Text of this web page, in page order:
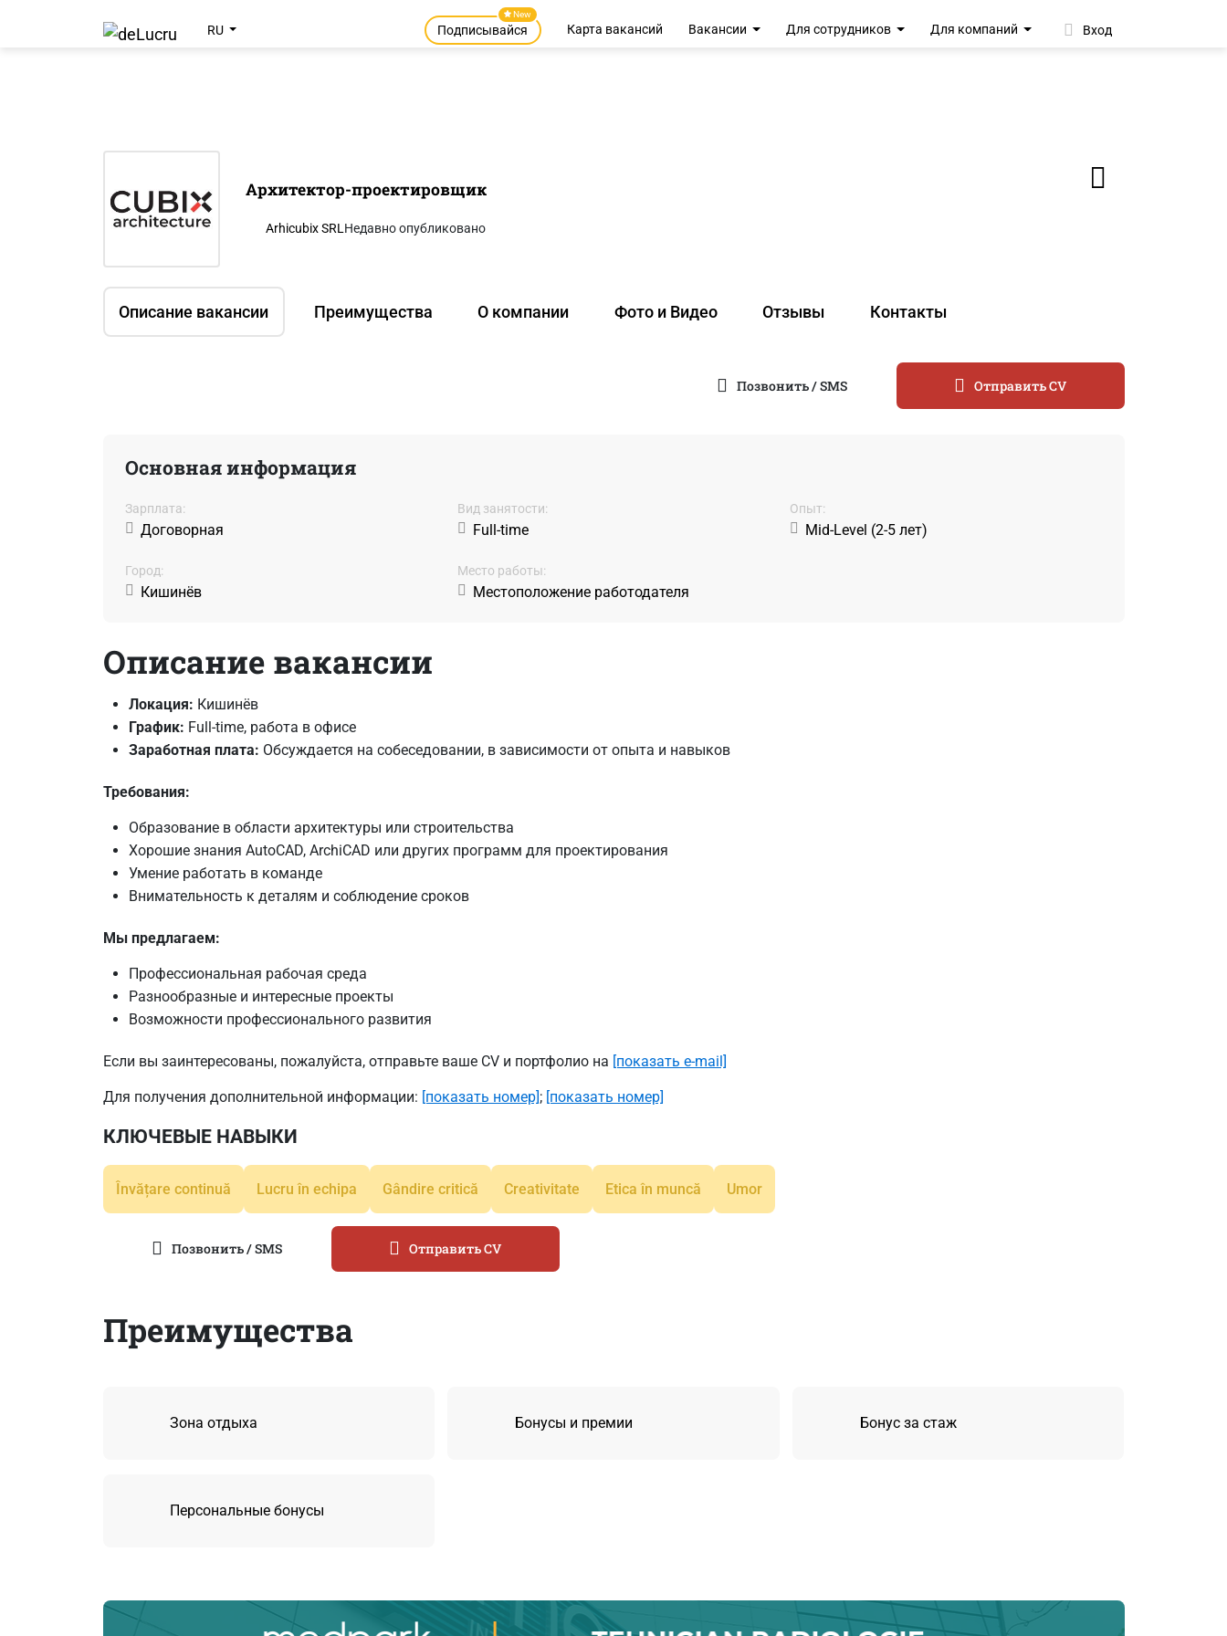
RU
New
Подписывайся Карта вакансий Вакансии Для сотрудников Для компаний Вход
Архитектор-проектировщик
Arhicubix SRL Недавно опубликовано
Описание вакансии Преимущества О компании Фото и Видео Отзывы Контакты
Позвонить / SMS Отправить CV
Основная информация
Зарплата:
Договорная
Вид занятости:
Full-time
Oпыт:
Mid-Level (2-5 лет)
Город:
Кишинёв
Место работы:
Местоположение работодателя
Описание вакансии
Локация: Кишинёв
График: Full-time, работа в офисе
Заработная плата: Обсуждается на собеседовании, в зависимости от опыта и навыков
Требования:
Образование в области архитектуры или строительства
Хорошие знания AutoCAD, ArchiCAD или других программ для проектирования
Умение работать в команде
Внимательность к деталям и соблюдение сроков
Мы предлагаем:
Профессиональная рабочая среда
Разнообразные и интересные проекты
Возможности профессионального развития
Если вы заинтересованы, пожалуйста, отправьте ваше CV и портфолио на [показать e-mail]
Для получения дополнительной информации: [показать номер]; [показать номер]
КЛЮЧЕВЫЕ НАВЫКИ
Învățare continuă Lucru în echipa Gândire critică Creativitate Etica în muncă Umor
Позвонить / SMS Отправить CV
Преимущества
Зона отдыха Бонусы и премии Бонус за стаж
Персональные бонусы